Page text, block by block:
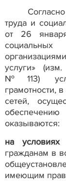
труда и
от
26
услуги»
№
113)
грамотности,
сетей,
оказываются:
на условиях
гражданам в
имеющим